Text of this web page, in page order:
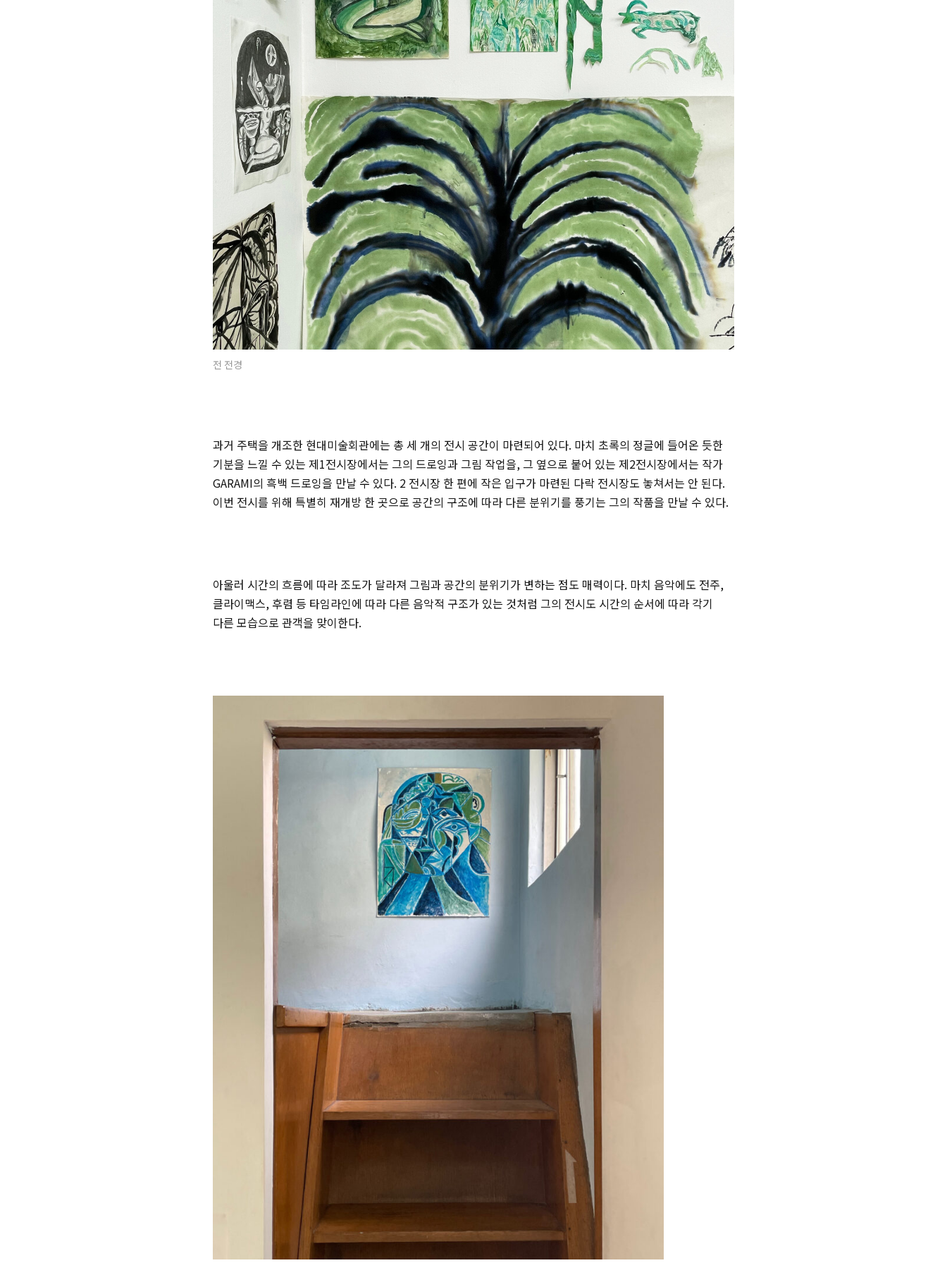
전 전경
과거 주택을 개조한 현대미술회관에는 총 세 개의 전시 공간이 마련되어 있다. 마치 초록의 정글에 들어온 듯한
기분을 느낄 수 있는 제1전시장에서는 그의 드로잉과 그림 작업을, 그 옆으로 붙어 있는 제2전시장에서는 작가
GARAMI의 흑백 드로잉을 만날 수 있다. 2 전시장 한 편에 작은 입구가 마련된 다락 전시장도 놓쳐서는 안 된다.
이번 전시를 위해 특별히 재개방 한 곳으로 공간의 구조에 따라 다른 분위기를 풍기는 그의 작품을 만날 수 있다.
아울러 시간의 흐름에 따라 조도가 달라져 그림과 공간의 분위기가 변하는 점도 매력이다. 마치 음악에도 전주,
클라이맥스, 후렴 등 타임라인에 따라 다른 음악적 구조가 있는 것처럼 그의 전시도 시간의 순서에 따라 각기
다른 모습으로 관객을 맞이한다.